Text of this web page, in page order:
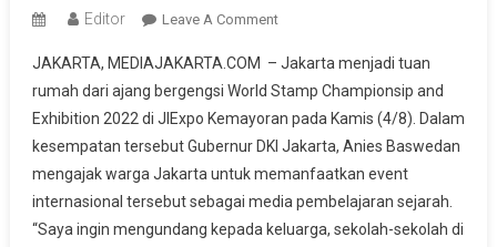
Editor Leave A CommentOn
Filateli
Internasional
Ajang
Pembelajaran
Sejarah
JAKARTA, MEDIAJAKARTA.COM – Jakarta menjadi tuan
rumah dari ajang bergengsi World Stamp Championsip and
Exhibition 2022 di JIExpo Kemayoran pada Kamis (4/8). Dalam
kesempatan tersebut Gubernur DKI Jakarta, Anies Baswedan
mengajak warga Jakarta untuk memanfaatkan event
internasional tersebut sebagai media pembelajaran sejarah.
“Saya ingin mengundang kepada keluarga, sekolah-sekolah di